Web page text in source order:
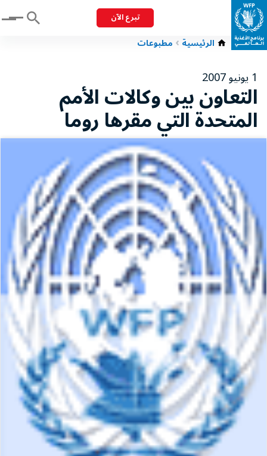
تبرع الآن Menu
الرئيسية مطبوعات
1 يونيو 2007
التعاون بين وكالات الأمم
المتحدة التي مقرها روما